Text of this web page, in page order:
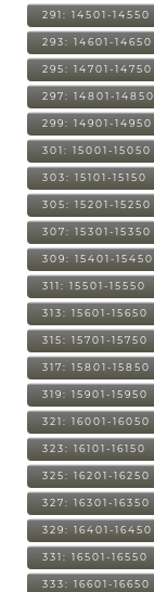
291: 14501-14550
293: 14601-14650
295: 14701-14750
297: 14801-14850
299: 14901-14950
301: 15001-15050
303: 15101-15150
305: 15201-15250
307: 15301-15350
309: 15401-15450
311: 15501-15550
313: 15601-15650
315: 15701-15750
317: 15801-15850
319: 15901-15950
321: 16001-16050
323: 16101-16150
325: 16201-16250
327: 16301-16350
329: 16401-16450
331: 16501-16550
333: 16601-16650